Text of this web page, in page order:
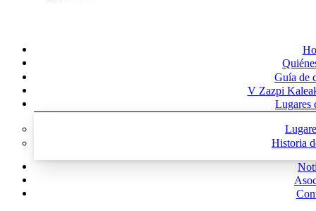
Guía de
V Zazpi
Lugares
Historia